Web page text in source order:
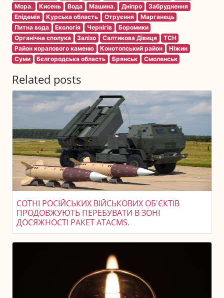
Мора.
Кисень Вода Машина. Дніпро
Забруднення
Епідемія
Курська область Отруєння
Марганець
Питна вода
Екологія Чернігів
Боромики
Органічна сполука
Залізо Салтикова Дівиця
ТСН
Район коралового каменю
Конотопський район
Ніжин
Суми
Бєлгородська область Брянськ Смоленськ
Related posts
СОТНІ РОСІЙСЬКИХ ВІЙСЬКОВИХ ОБ'ЄКТІВ
ПРОДОВЖУЮТЬ ПЕРЕБУВАТИ В ЗОНІ
ДОСЯЖНОСТІ РАКЕТ ATACMS.